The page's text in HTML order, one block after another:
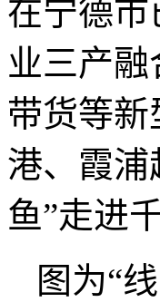
在宁德市
业三产
带货等
港、霞浦
鱼”走进
图为“